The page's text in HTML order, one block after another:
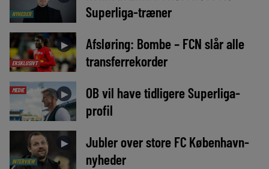
NYHEDER
Superliga-træner
EKSKLUSIVT
►
Afsløring: Bombe – FCN slår alle
transferrekorder
MEDIE ►
OB vil have tidligere Superliga-
profil
INTERVIEW
►
Jubler over store FC København-
nyheder